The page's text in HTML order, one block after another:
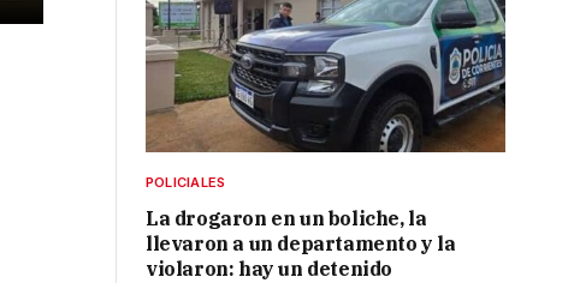
POLICIALES
La drogaron en un boliche, la
llevaron a un departamento y la
violaron: hay un detenido